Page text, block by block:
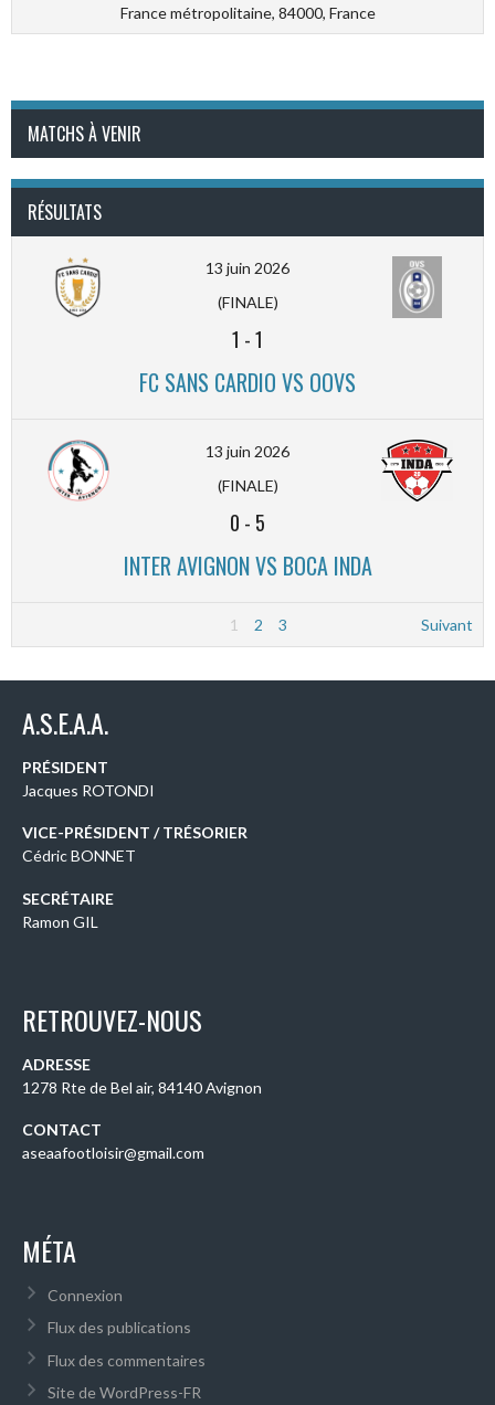
France métropolitaine, 84000, France
MATCHS À VENIR
RÉSULTATS
13 juin 2026
(FINALE)
1 -1
FC SANS CARDIO VS OOVS
13 juin 2026
(FINALE)
0 - 5
INTER AVIGNON VS BOCA INDA
1 2 3 Suivant
A.S.E.A.A.
PRÉSIDENT
Jacques ROTONDI
VICE-PRÉSIDENT / TRÉSORIER
Cédric BONNET
SECRÉTAIRE
Ramon GIL
RETROUVEZ-NOUS
ADRESSE
1278 Rte de Bel air, 84140 Avignon
CONTACT
aseaafootloisir@gmail.com
MÉTA
Connexion
Flux des publications
Flux des commentaires
Site de WordPress-FR